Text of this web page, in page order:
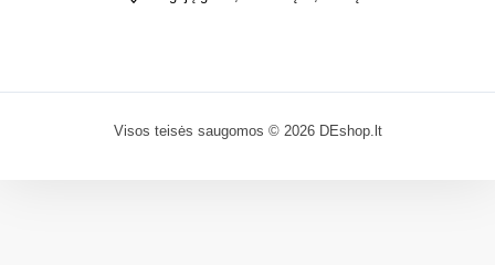
Visos teisės saugomos © 2026 DEshop.lt